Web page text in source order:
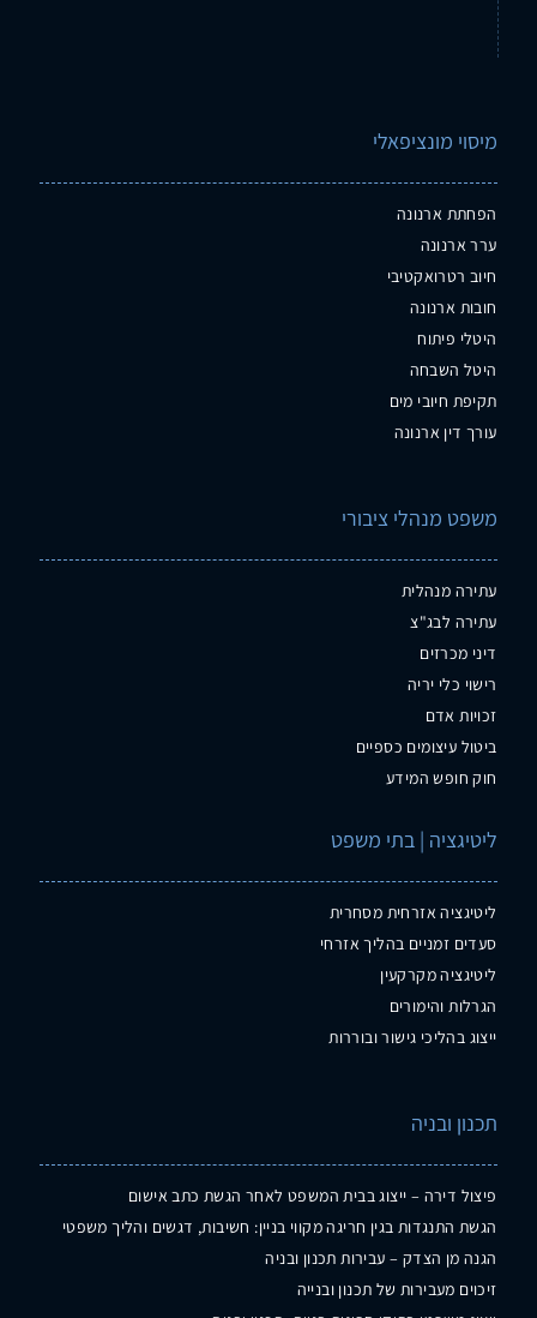
מיסוי מונציפאלי
הפחתת ארנונה
ערר ארנונה
חיוב רטרואקטיבי
חובות ארנונה
היטלי פיתוח
היטל השבחה
תקיפת חיובי מים
עורך דין ארנונה
משפט מנהלי ציבורי
עתירה מנהלית
עתירה לבג"צ
דיני מכרזים
רישוי כלי יריה
זכויות אדם
ביטול עיצומים כספיים
חוק חופש המידע
ליטיגציה | בתי משפט
ליטיגציה אזרחית מסחרית
סעדים זמניים בהליך אזרחי
ליטיגציה מקרקעין
הגרלות והימורים
ייצוג בהליכי גישור ובוררות
תכנון ובניה
פיצול דירה – ייצוג בבית המשפט לאחר הגשת כתב אישום
הגשת התנגדות בגין חריגה מקווי בניין: חשיבות, דגשים והליך משפטי
הגנה מן הצדק – עבירות תכנון ובניה
זיכוים מעבירות של תכנון ובנייה